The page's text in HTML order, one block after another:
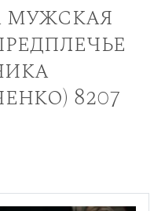
мужская
8207